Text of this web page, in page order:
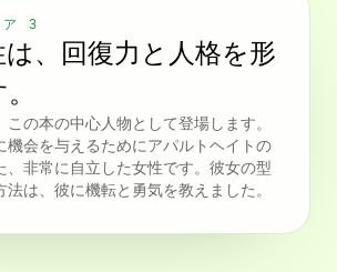
ア 3
、回復力と人格を形
この本の中心人物として登場します。
機会を与えるためにアパルトヘイトの
、非常に自立した女性です。彼女の型
法は、彼に機転と勇気を教えました。